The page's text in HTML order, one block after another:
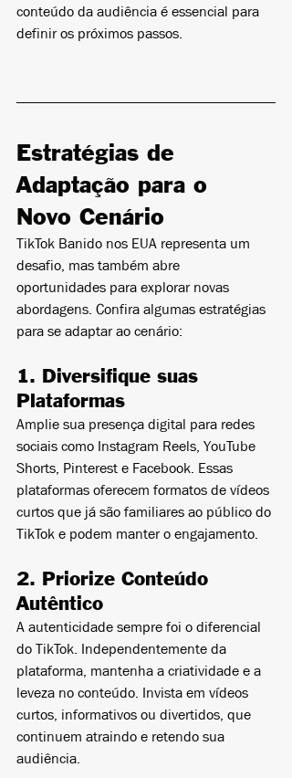
conteúdo da audiência é essencial para
definir os próximos passos.
Estratégias de
Adaptação para o
Novo Cenário
TikTok Banido nos EUA representa um
desafio, mas também abre
oportunidades para explorar novas
abordagens. Confira algumas estratégias
para se adaptar ao cenário:
1. Diversifique suas
Plataformas
Amplie sua presença digital para redes
sociais como Instagram Reels, YouTube
Shorts, Pinterest e Facebook. Essas
plataformas oferecem formatos de vídeos
curtos que já são familiares ao público do
TikTok e podem manter o engajamento.
2. Priorize Conteúdo
Autêntico
A autenticidade sempre foi o diferencial
do TikTok. Independentemente da
plataforma, mantenha a criatividade e a
leveza no conteúdo. Invista em vídeos
curtos, informativos ou divertidos, que
continuem atraindo e retendo sua
audiência.